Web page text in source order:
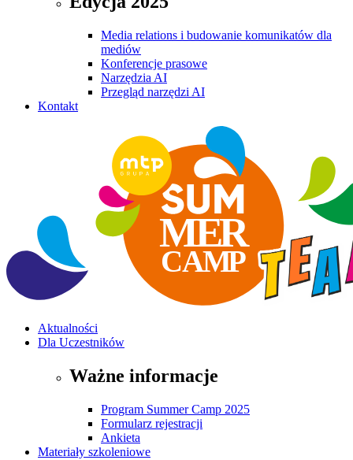
Media relations i budowanie komunikatów dla
mediów
Konferencje prasowe
Narzędzia AI
Przegląd narzędzi AI
Kontakt
Aktualności
Dla Uczestników
Ważne informacje
Program Summer Camp 2025
Formularz rejestracji
Ankieta
Materiały szkoleniowe